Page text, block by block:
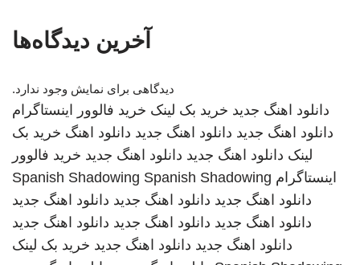
آخرین دیدگاه‌ها
دیدگاهی برای نمایش وجود ندارد.
دانلود اهنگ جدید خرید بک لینک خرید فالوور اینستاگرام
دانلود اهنگ جدید دانلود اهنگ جدید دانلود اهنگ خرید بک
لینک دانلود اهنگ جدید دانلود اهنگ جدید خرید فالوور
اینستاگرام
Spanish Shadowing Spanish Shadowing
دانلود اهنگ جدید دانلود اهنگ جدید دانلود اهنگ جدید
دانلود اهنگ جدید دانلود اهنگ جدید دانلود اهنگ جدید
دانلود اهنگ جدید دانلود اهنگ جدید خرید بک لینک